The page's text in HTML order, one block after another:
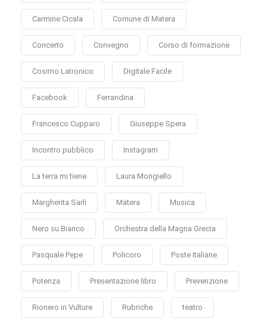
Carmine Cicala Comune di Matera
Concerto Convegno Corso di formazione
Cosimo Latronico Digitale Facile
Facebook Ferrandina
Francesco Cupparo Giuseppe Spera
Incontro pubblico Instagram
La terra mi tiene Laura Mongiello
Margherita Sarli Matera Musica
Nero su Bianco Orchestra della Magna Grecia
Pasquale Pepe Policoro Poste Italiane
Potenza Presentazione libro Prevenzione
Rionero in Vulture Rubriche teatro